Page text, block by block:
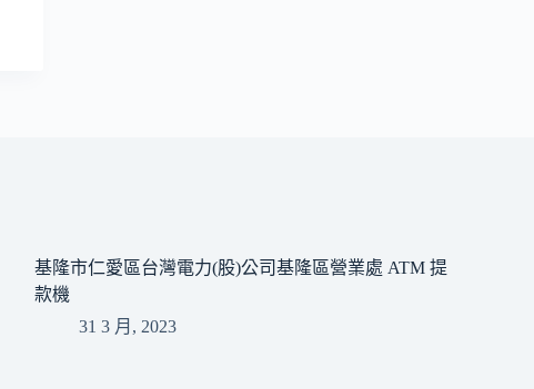
基隆市仁愛區台灣電力(股)公司基隆區營業處 ATM 提
款機
31 3 月, 2023